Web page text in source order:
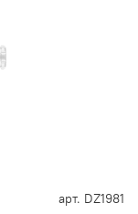
арт. DZ1981